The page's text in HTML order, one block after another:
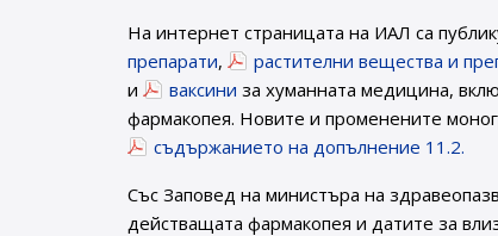
На интернет страницата на ИАЛ са
препарати, растителни вещества и
и
ваксини за хуманната медицина,
фармакопея. Новите и променените
съдържанието на допълнение 11.2.
Със Заповед на министъра на
действащата фармакопея и датите за